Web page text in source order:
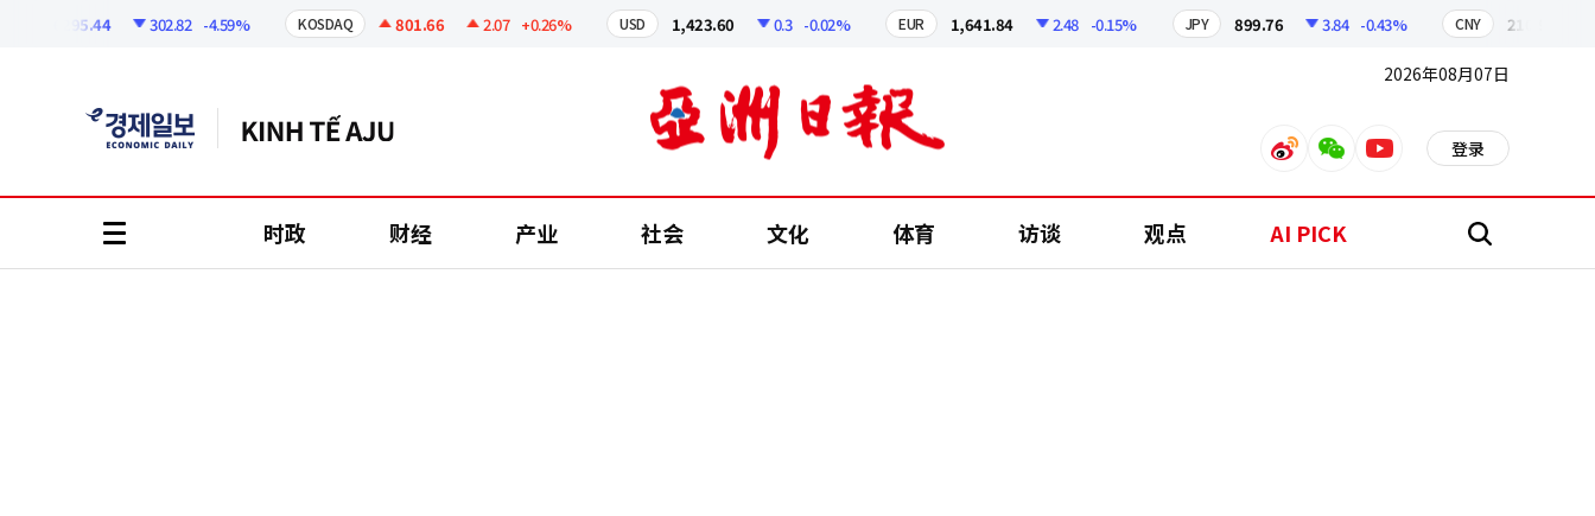
6295.44 302.82 -4.59% KOSDAQ 801.66 2.07 +0.26% USD 1,423.60 0.3 -0.02% EUR 1,641.84 2.48 -0.15% JPY 899.76 3.84 -0.43% CNY 210.96
2026年08月07日
weiboweixinyoutube 登录
时政 财经 产业 社会 文化 体育 访谈 观点 AI PICK 搜